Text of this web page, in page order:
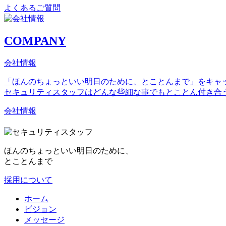
よくあるご質問
COMPANY
会社情報
「ほんのちょっといい明日のために、とことんまで」をキャ
セキュリティスタッフはどんな些細な事でもとことん付き合
会社情報
ほんのちょっといい明日のために、
とことんまで
採用について
ホーム
ビジョン
メッセージ